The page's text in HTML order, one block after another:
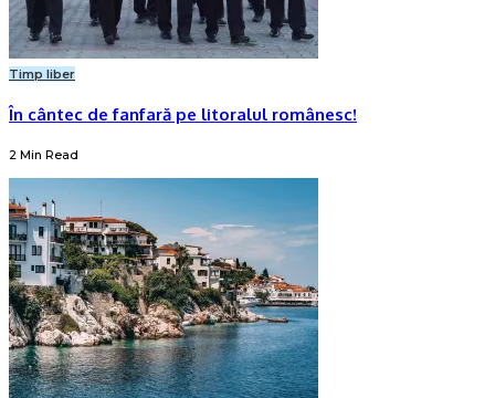
Timp liber
În cântec de fanfară pe litoralul românesc!
2 Min Read